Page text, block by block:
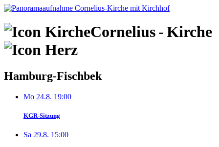
Skip
content
Cornelius-Kirche
Hamburg-Fischbek
Mo 24.8. 19:00
KGR-Sitzung
Sa 29.8. 15:00